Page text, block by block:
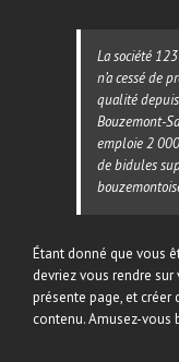
La société
n’a cessé de
qualité
Bouzemont-
emploie 2
de bidules
Étant donné que vous
devriez vous rendre
présente page, et
contenu. Amusez-vous